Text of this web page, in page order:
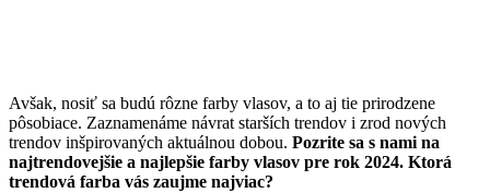
Avšak, nosiť sa budú rôzne farby vlasov, a to aj tie prirodzene
pôsobiace. Zaznamenáme návrat starších trendov i zrod nových
trendov inšpirovaných aktuálnou dobou. Pozrite sa s nami na
najtrendovejšie a najlepšie farby vlasov pre rok 2024. Ktorá
trendová farba vás zaujme najviac?